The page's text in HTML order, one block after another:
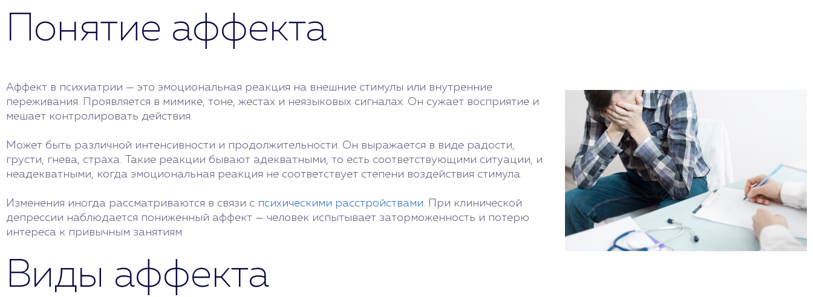
Понятие аффекта
Аффект в психиатрии — это эмоциональная реакция на внешние стимулы или внутренние
переживания. Проявляется в мимике, тоне, жестах и неязыковых сигналах. Он сужает восприятие и
мешает контролировать действия.
Может быть различной интенсивности и продолжительности. Он выражается в виде радости,
грусти, гнева, страха. Такие реакции бывают адекватными, то есть соответствующими ситуации, и
неадекватными, когда эмоциональная реакция не соответствует степени воздействия стимула.
Изменения иногда рассматриваются в связи с психическими расстройствами. При клинической
депрессии наблюдается пониженный аффект — человек испытывает заторможенность и потерю
интереса к привычным занятиям.
Виды аффекта